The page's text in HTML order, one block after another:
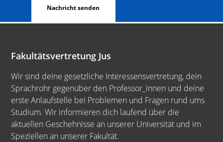
Fakultätsvertretung Jus
Wir sind deine gesetzliche Interessensvertretung, dein
Sprachrohr gegenüber den Professor_innen und deine
erste Anlaufstelle bei Problemen und Fragen rund ums
Studium. Wir informieren dich laufend über die
aktuellen Geschehnisse an unserer Universität und im
Speziellen an unserer Fakultät.